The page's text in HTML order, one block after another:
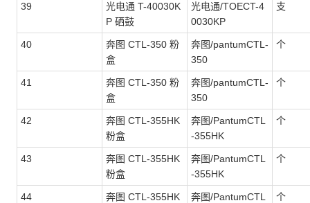
39
光电通 T-40030K
P 硒鼓
光电通/TOECT-4
0030KP
支
40
奔图 CTL-350 粉
盒
奔图/pantumCTL-
350
个
41
奔图 CTL-350 粉
盒
奔图/pantumCTL-
350
个
42
奔图 CTL-355HK
粉盒
奔图/PantumCTL
-355HK
个
43
奔图 CTL-355HK
粉盒
奔图/PantumCTL
-355HK
个
44
奔图 CTL-355HK
奔图/PantumCTL
个